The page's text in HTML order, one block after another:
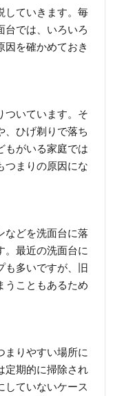
していきます。毎
台では、いろいろ
因を確かめておき
ついています。そ
、ひげ剃りで落ち
もがいる家庭では
つまりの原因にな
などを洗面台に落
。最近の洗面台に
も多いですが、旧
うこともあるため
まりやすい場所に
定期的に掃除され
していないケース